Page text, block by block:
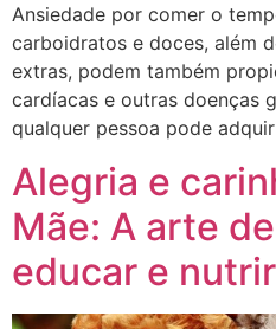
Ansiedade por comer o
carboidratos e doces, além
extras, podem também
cardíacas e outras doenças
qualquer pessoa pode
Alegria e
Mãe: A arte
educar e